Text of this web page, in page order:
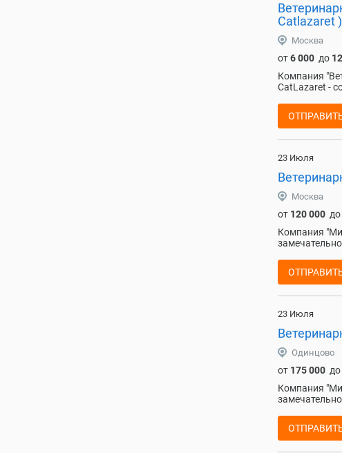
Catlazaret )
Москва
от6 000 до
Компания
CatLazaret -
23 Июля
Москва
от 120 000 до
Компания
23 Июля
Одинцово
от 175 000 до
Компания